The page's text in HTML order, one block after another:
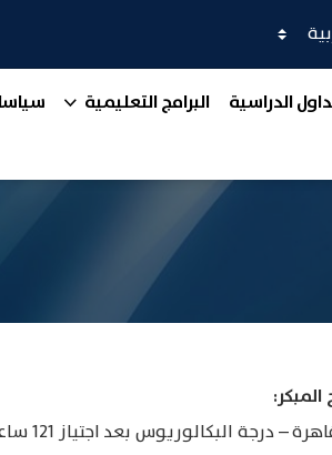
الدراسية البرامج التعليمية
تمنح